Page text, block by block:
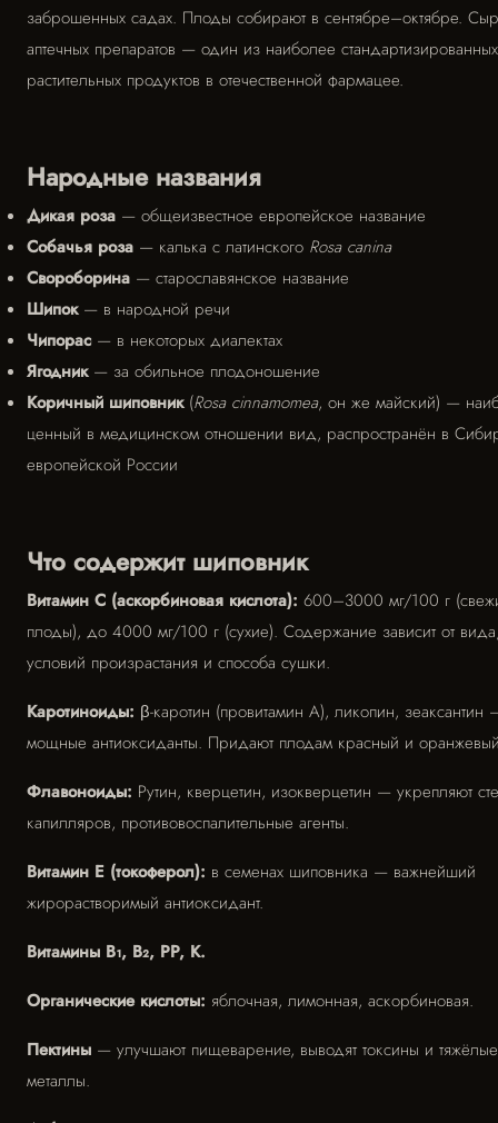
заброшенных садах. Плоды собирают в сентябре–октябре.
аптечных препаратов — один из наиболее стандартизированных
растительных продуктов в отечественной фармацее.
Народные названия
Дикая роза — общеизвестное европейское название
Собачья роза — калька с латинского Rosa canina
Свороборина — старославянское название
Шипок— в народной речи
Чипорас— в некоторых диалектах
Ягодник— за обильное плодоношение
Коричный шиповник(Rosa cinnamomea, он же майский) —
ценный в медицинском отношении вид, распространён в
европейской России
Что содержит шиповник
Витамин C (аскорбиновая кислота): 600–3000 мг/100 г
плоды), до 4000 мг/100 г (сухие). Содержание зависит от
условий произрастания и способа сушки.
Каротиноиды: β-каротин (провитамин A), ликопин, зеаксантин
мощные антиоксиданты. Придают плодам красный и
Флавоноиды: Рутин, кверцетин, изокверцетин — укрепляют
капилляров, противовоспалительные агенты.
Витамин E (токоферол): в семенах шиповника — важнейший
жирорастворимый антиоксидант.
Витамины B₁, B₂, PP, K.
Органические кислоты: яблочная, лимонная, аскорбиновая.
Пектины — улучшают пищеварение, выводят токсины и тяжёлые
металлы.